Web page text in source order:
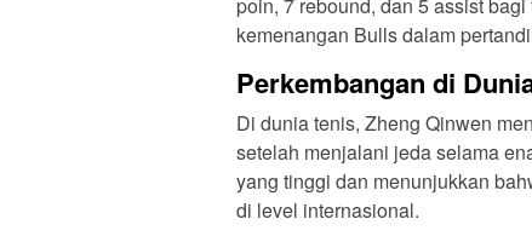
kemenangan Bulls dalam
Perkembangan di
Di dunia tenis, Zheng Qinwen
setelah menjalani jeda selama
yang tinggi dan menunjukkan
di level internasional.